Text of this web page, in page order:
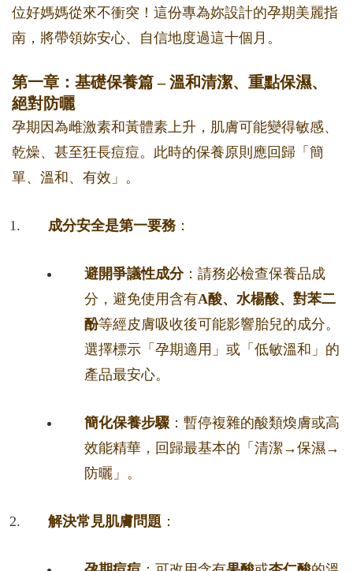
位好媽媽從來不衝突！這份專為妳設計的孕期美麗指
南，將帶領妳安心、自信地度過這十個月。
第一章：基礎保養篇 – 溫和清潔、重點保濕、
絕對防曬
孕期因為雌激素和黃體素上升，肌膚可能變得敏感、
乾燥、甚至狂長痘痘。此時的保養原則應回歸「簡
單、溫和、有效」。
成分安全是第一要務：
避開爭議性成分：請務必檢查保養品成
分，避免使用含有A酸、水楊酸、對苯二
酚等經皮膚吸收後可能影響胎兒的成分。
選擇標示「孕期適用」或「低敏溫和」的
產品最安心。
簡化保養步驟 ：暫停複雜的酸類煥膚或高
效能精華，回歸最基本的「清潔→保濕→
防曬」。
解決常見肌膚問題 ：